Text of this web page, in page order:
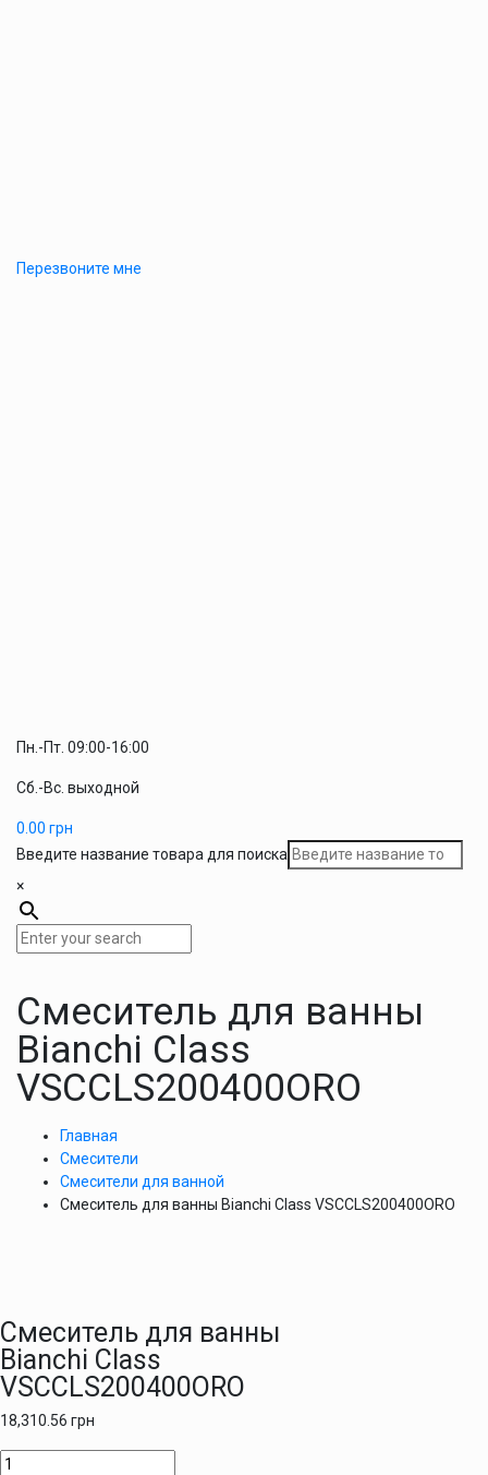
Перезвоните мне
Пн.-Пт. 09:00-16:00
Сб.-Вс. выходной
0.00 грн
Введите название товара для поиска
×
Смеситель для ванны
Bianchi Class
VSCCLS200400ORO
Главная
Смесители
Смесители для ванной
Смеситель для ванны Bianchi Class VSCCLS200400ORO
Смеситель для ванны
Bianchi Class
VSCCLS200400ORO
18,310.56 грн
Количество